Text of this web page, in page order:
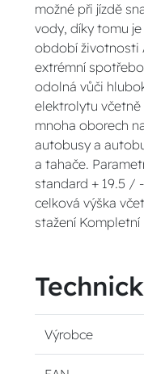
možné při jízdě
vody, díky tomu
období životnosti
extrémní
odolná vůči
elektrolytu
mnoha oborech
autobusy a
a tahače.
standard + 19.5 /
celková výška
stažení Kompletní
Výrobce